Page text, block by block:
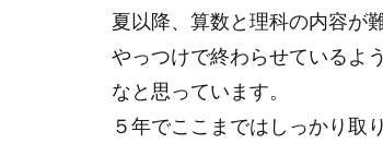
夏以降、算数と理科の内容が
やっつけで終わらせているよ
なと思っています。
５年でここまではしっかり取